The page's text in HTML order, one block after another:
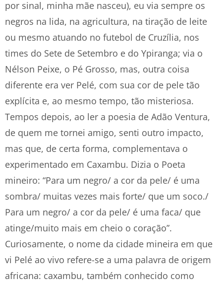
por sinal, minha mãe nasceu), eu via sempre os
negros na lida, na agricultura, na tiração de leite
ou mesmo atuando no futebol de Cruzília, nos
times do Sete de Setembro e do Ypiranga; via o
Nélson Peixe, o Pé Grosso, mas, outra coisa
diferente era ver Pelé, com sua cor de pele tão
explícita e, ao mesmo tempo, tão misteriosa.
Tempos depois, ao ler a poesia de Adão Ventura,
de quem me tornei amigo, senti outro impacto,
mas que, de certa forma, complementava o
experimentado em Caxambu. Dizia o Poeta
mineiro: “Para um negro/ a cor da pele/ é uma
sombra/ muitas vezes mais forte/ que um soco./
Para um negro/ a cor da pele/ é uma faca/ que
atinge/muito mais em cheio o coração”.
Curiosamente, o nome da cidade mineira em que
vi Pelé ao vivo refere-se a uma palavra de origem
africana: caxambu, também conhecido como